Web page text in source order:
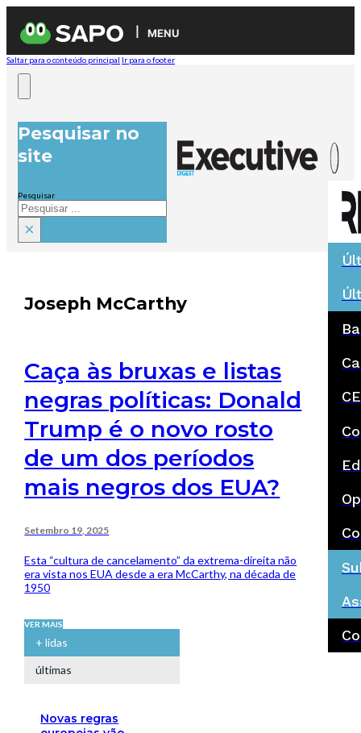
MENU
Saltar para o conteúdo principal Ir para o footer
Pesquisar no
site
Pesquisar
×
Joseph McCarthy
Caça às bruxas e listas
negras políticas: Donald
Trump é o novo rosto
de um dos períodos
mais negros dos EUA?
Setembro 19, 2025
Esta “cultura de cancelamento” da extrema-direita não
era vista nos EUA desde a era McCarthy, na década de
1950
VER MAIS
+ lidas
últimas
Novas regras